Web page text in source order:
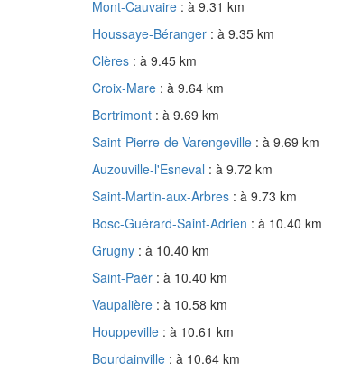
Mont-Cauvaire : à 9.31 km
Houssaye-Béranger : à 9.35 km
Clères : à 9.45 km
Croix-Mare : à 9.64 km
Bertrimont : à 9.69 km
Saint-Pierre-de-Varengeville : à 9.69 km
Auzouville-l'Esneval : à 9.72 km
Saint-Martin-aux-Arbres : à 9.73 km
Bosc-Guérard-Saint-Adrien : à 10.40 km
Grugny : à 10.40 km
Saint-Paër : à 10.40 km
Vaupalière : à 10.58 km
Houppeville : à 10.61 km
Bourdainville : à 10.64 km